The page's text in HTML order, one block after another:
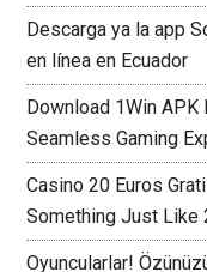
Descarga ya la app
en línea en Ecuador
Download 1Win
Seamless Gaming
Casino 20 Euros
Something Just Like
Oyuncularlar!